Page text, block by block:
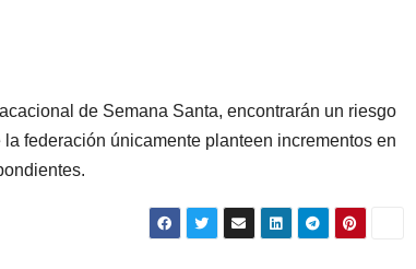
de Semana Santa, encontrarán un riesgo
federación únicamente planteen incrementos en